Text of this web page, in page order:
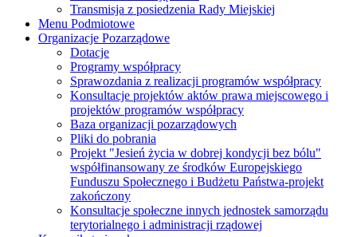
Transmisja z posiedzenia Rady Miejskiej
Menu Podmiotowe
Organizacje Pozarządowe
Dotacje
Programy współpracy
Sprawozdania z realizacji programów współpracy
Konsultacje projektów aktów prawa miejscowego i
projektów programów współpracy
Baza organizacji pozarządowych
Pliki do pobrania
Projekt "Jesień życia w dobrej kondycji bez bólu"
współfinansowany ze środków Europejskiego
Funduszu Społecznego i Budżetu Państwa-projekt
zakończony
Konsultacje społeczne innych jednostek samorządu
terytorialnego i administracji rządowej